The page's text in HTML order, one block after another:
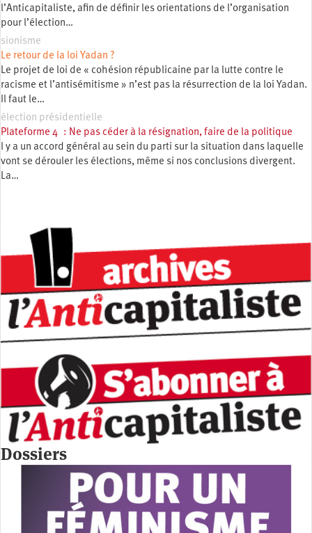
l’Anticapitaliste, afin de définir les orientations de l’organisation
pour l’élection…
sionisme
Le retour de la loi Yadan ?
Le projet de loi de « cohésion républicaine par la lutte contre le
racisme et l’antisémitisme » n’est pas la résurrection de la loi Yadan.
Il faut le…
élection présidentielle
Plateforme 4 : Ne pas céder à la résignation, faire de la politique
l y a un accord général au sein du parti sur la situation dans laquelle
vont se dérouler les élections, même si nos conclusions divergent.
La…
Dossiers